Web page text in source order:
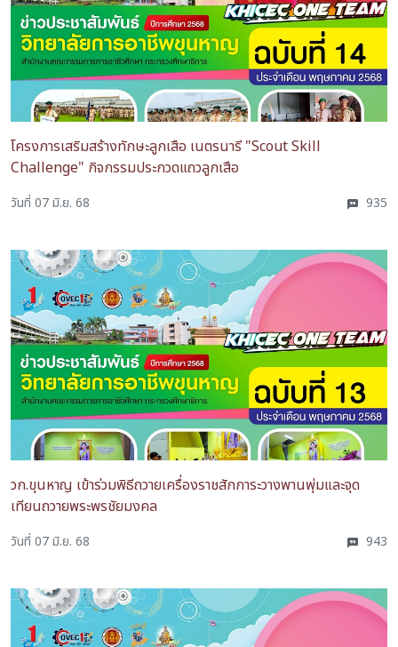
โครงการเสริมสร้างทักษะลูกเสือ เนตรนารี "Scout Skill
Challenge" กิจกรรมประกวดแถวลูกเสือ
วันที่ 07 มิ.ย. 68 935
วก.ขุนหาญ เข้าร่วมพิธีถวายเครื่องราชสักการะวางพานพุ่มและจุด
เทียนถวายพระพรชัยมงคล
วันที่ 07 มิ.ย. 68 943